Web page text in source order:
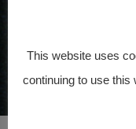
This website uses
continuing to use this